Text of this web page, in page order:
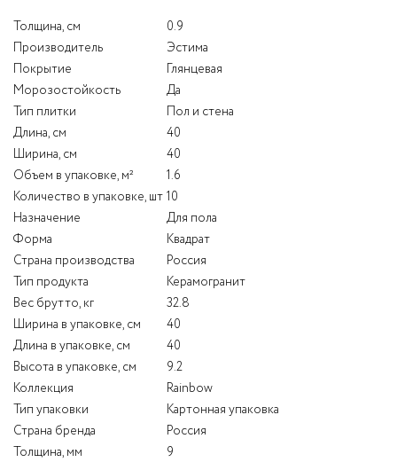
Толщина, см
0.9
Производитель
Эстима
Покрытие
Глянцевая
Морозостойкость
Да
Тип плитки
Пол и стена
Длина, см
40
Ширина, см
40
Объем в упаковке, м²
1.6
Количество в упаковке, шт 10
Назначение
Для пола
Форма
Квадрат
Страна производства
Россия
Тип продукта
Керамогранит
Вес брутто, кг
32.8
Ширина в упаковке, см
40
Длина в упаковке, см
40
Высота в упаковке, см
9.2
Коллекция
Rainbow
Тип упаковки
Картонная упаковка
Страна бренда
Россия
Толщина, мм
9